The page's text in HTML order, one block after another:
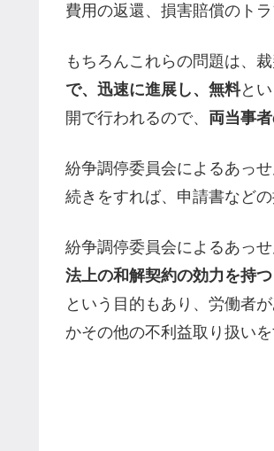
費用の返還、損害賠償のト
もちろんこれらの問題は、
で、迅速に進展し、無料と
開で行われるので、 両当事
紛争調停委員会によるあっせ
続きをすれば、申請書など
紛争調停委員会によるあっ
法上の和解契約の効力を持つ
という目的もあり、労働者
かその他の不利益取り扱い